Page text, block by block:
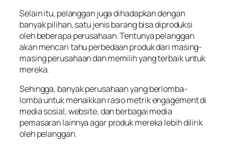
Selain itu, pelanggan juga dihadapkan dengan
banyak pilihan, satu jenis barang bisa diproduksi
oleh beberapa perusahaan. Tentunya pelanggan
akan mencari tahu perbedaan produk dari masing-
masing perusahaan dan memilih yang terbaik untuk
mereka.
Sehingga, banyak perusahaan yang berlomba-
lomba untuk menaikkan rasio metrikengagementdi
media sosial, website, dan berbagai media
pemasaran lainnya agar produk mereka lebih dilirik
oleh pelanggan.